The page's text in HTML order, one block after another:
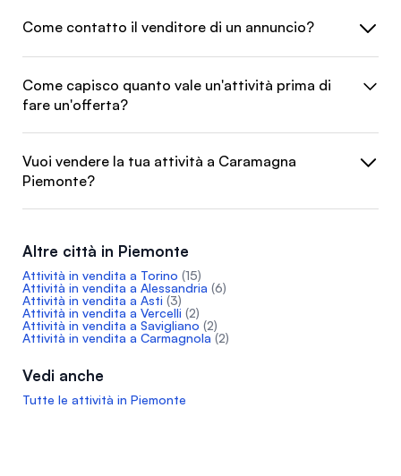
Come contatto il venditore di un annuncio?
Come capisco quanto vale un'attività prima di
fare un'offerta?
Vuoi vendere la tua attività a Caramagna
Piemonte?
Altre città in Piemonte
Attività in vendita a Torino (15)
Attività in vendita a Alessandria (6)
Attività in vendita a Asti (3)
Attività in vendita a Vercelli (2)
Attività in vendita a Savigliano (2)
Attività in vendita a Carmagnola (2)
Vedi anche
Tutte le attività in Piemonte